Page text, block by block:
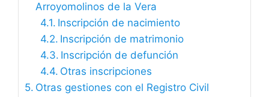
Arroyomolinos de la Vera
Inscripción de nacimiento
Inscripción de matrimonio
Inscripción de defunción
Otras inscripciones
Otras gestiones con el Registro Civil